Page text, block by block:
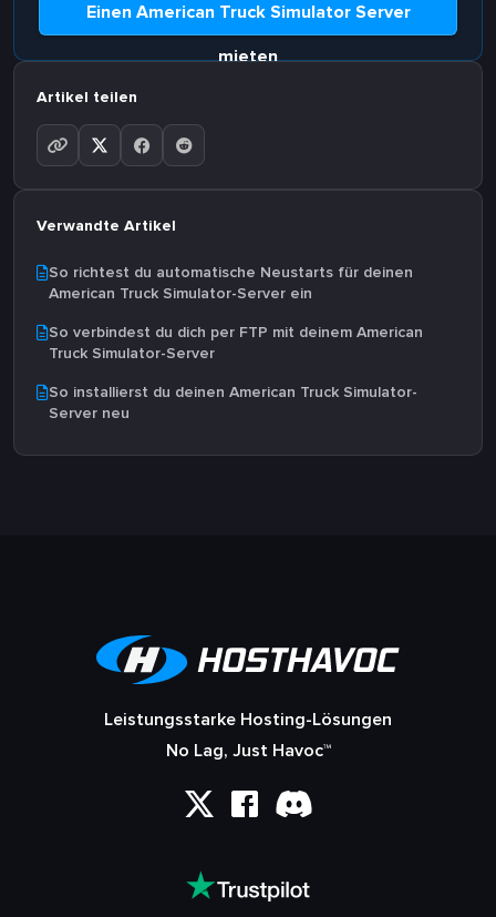
Einen American Truck Simulator Server
mieten
Artikel teilen
Verwandte Artikel
So richtest du automatische Neustarts für deinen
American Truck Simulator-Server ein
So verbindest du dich per FTP mit deinem American
Truck Simulator-Server
So installierst du deinen American Truck Simulator-
Server neu
Leistungsstarke Hosting-Lösungen
No Lag, Just Havoc™